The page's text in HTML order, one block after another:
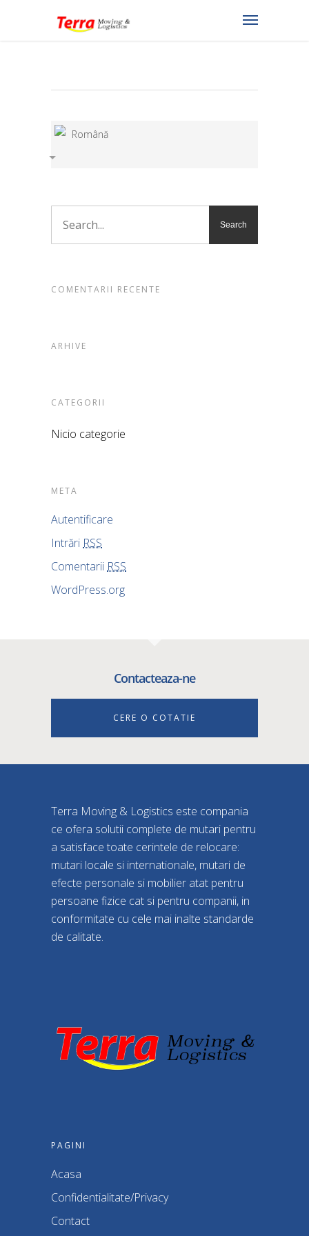
Română
COMENTARII RECENTE
ARHIVE
CATEGORII
Nicio categorie
META
Autentificare
Intrări RSS
Comentarii RSS
WordPress.org
Contacteaza-ne
CERE O COTATIE
Terra Moving & Logistics este compania
ce ofera solutii complete de mutari pentru
a satisface toate cerintele de relocare:
mutari locale si internationale, mutari de
efecte personale si mobilier atat pentru
persoane fizice cat si pentru companii, in
conformitate cu cele mai inalte standarde
de calitate.
PAGINI
Acasa
Confidentialitate/Privacy
Contact